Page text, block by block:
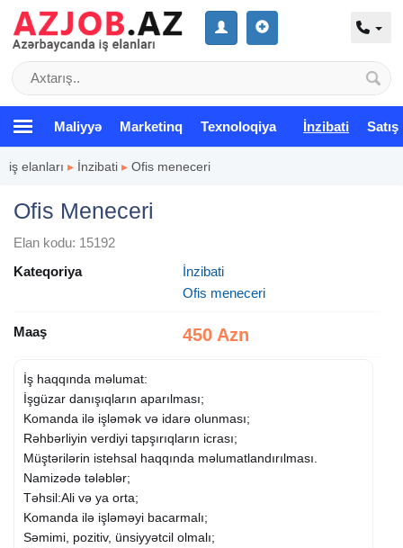
Maliyyə Marketinq Texnoloqiya İnzibati Satış
iş elanları ▸ İnzibati ▸ Ofis meneceri
Ofis Meneceri
Elan kodu: 15192
Kateqoriya
İnzibati
Ofis meneceri
Maaş 450 Azn
İş haqqında məlumat:
İşgüzar danışıqların aparılması;
Komanda ilə işləmək və idarə olunması;
Rəhbərliyin verdiyi tapşırıqların icrası;
Müştərilərin istehsal haqqında məlumatlandırılması.
Namizədə tələblər;
Təhsil:Ali və ya orta;
Komanda ilə işləməyi bacarmalı;
Səmimi, pozitiv, ünsiyyətcil olmalı;